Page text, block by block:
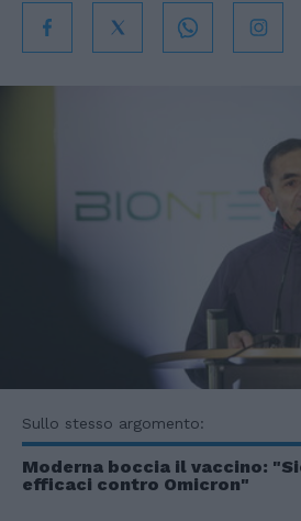
Sullo stesso argomento:
Moderna boccia il vaccino:
efficaci contro Omicron"